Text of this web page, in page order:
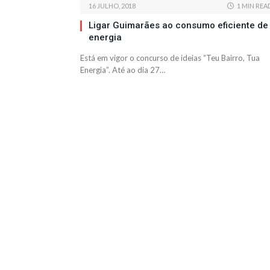
16 JULHO, 2018 1 MIN
Ligar Guimarães ao consumo eficiente de
energia
Está em vigor o concurso de ideias “Teu Bairro, Tua
Energia”. Até ao dia 27…